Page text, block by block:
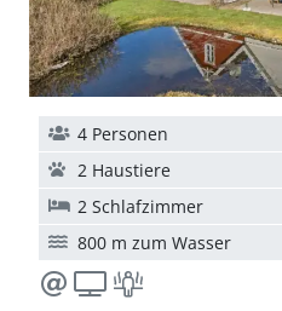
4 Personen
2 Haustiere
2 Schlafzimmer
800 m zum Wasser